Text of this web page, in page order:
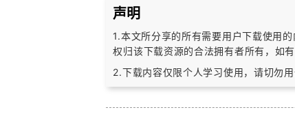
声明
1.本文所分享的所有需要用户下载使用
权归该下载资源的合法拥有者所有， 如
2.下载内容仅限个人学习使用，请切勿